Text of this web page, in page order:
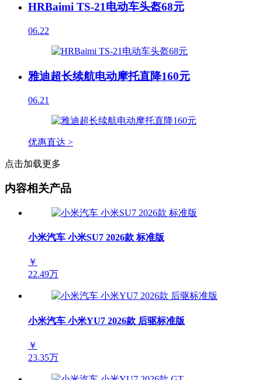
HRBaimi TS-21电动车头盔68元
06.22
雅迪超长续航电动摩托直降160元
06.21
优惠直达 >
点击加载更多
内容相关产品
小米汽车 小米SU7 2026款 标准版
￥
22.49万
小米汽车 小米YU7 2026款 后驱标准版
￥
23.35万